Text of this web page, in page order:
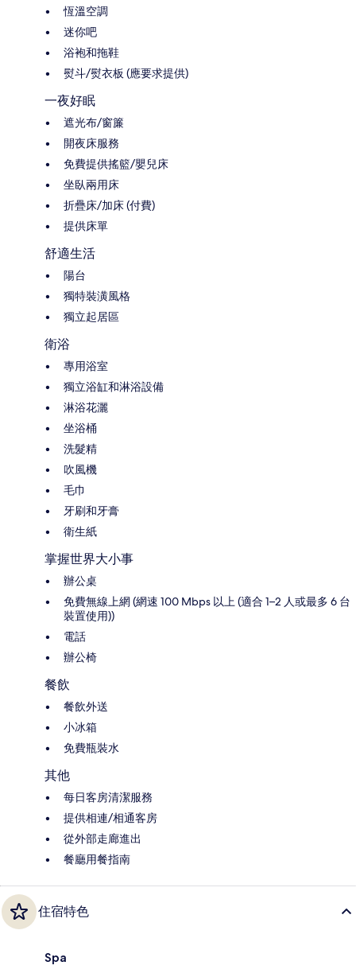
恆溫空調
迷你吧
浴袍和拖鞋
熨斗/熨衣板 (應要求提供)
一夜好眠
遮光布/窗簾
開夜床服務
免費提供搖籃/嬰兒床
坐臥兩用床
折疊床/加床 (付費)
提供床單
舒適生活
陽台
獨特裝潢風格
獨立起居區
衛浴
專用浴室
獨立浴缸和淋浴設備
淋浴花灑
坐浴桶
洗髮精
吹風機
毛巾
牙刷和牙膏
衛生紙
掌握世界大小事
辦公桌
免費無線上網 (網速 100 Mbps 以上 (適合 1–2 人或最多 6 台
裝置使用))
電話
辦公椅
餐飲
餐飲外送
小冰箱
免費瓶裝水
其他
每日客房清潔服務
提供相連/相通客房
從外部走廊進出
餐廳用餐指南
住宿特色
Spa